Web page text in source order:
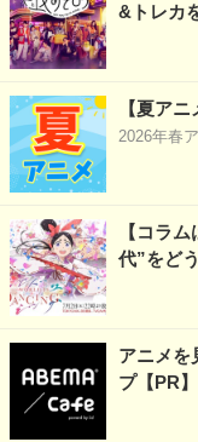
&トレカ
【夏アニ
2026年春
【コラ
代”をど
アニメを
プ【PR】